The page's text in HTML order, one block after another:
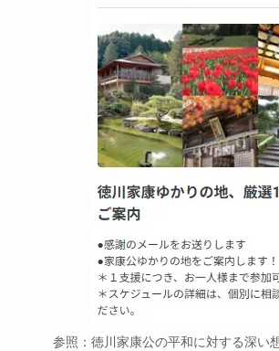
参照：徳川家康公の平和に対する深い